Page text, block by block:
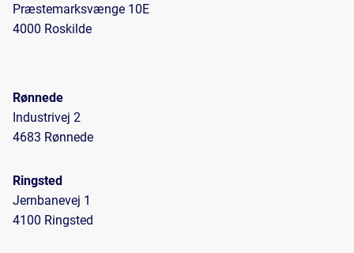
Præstemarksvænge 10E
4000 Roskilde
Rønnede
Industrivej 2
4683 Rønnede
Ringsted
Jernbanevej 1
4100 Ringsted